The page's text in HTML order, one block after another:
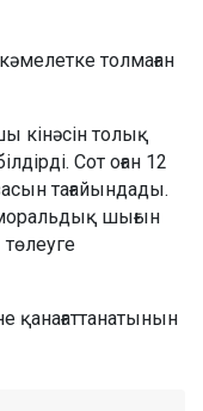
толмаған
кінәсін толық
Сот оған 12
тағайындады.
шығын